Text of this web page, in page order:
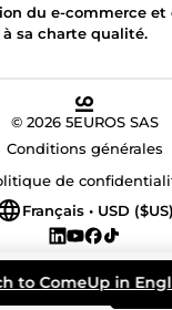
to ComeUp in
du e-commerce et
sa charte qualité.
© 2026 5EUROS SAS
Conditions générales
de
Français • USD ($US)